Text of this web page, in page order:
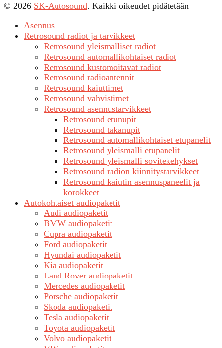
© 2026 SK-Autosound. Kaikki oikeudet pidätetään
Asennus
Retrosound radiot ja tarvikkeet
Retrosound yleismalliset radiot
Retrosound automallikohtaiset radiot
Retrosound kustomoitavat radiot
Retrosound radioantennit
Retrosound kaiuttimet
Retrosound vahvistimet
Retrosound asennustarvikkeet
Retrosound etunupit
Retrosound takanupit
Retrosound automallikohtaiset etupanelit
Retrosound yleismalli etupanelit
Retrosound yleismalli sovitekehykset
Retrosound radion kiinnitystarvikkeet
Retrosound kaiutin asennuspaneelit ja
korokkeet
Autokohtaiset audiopaketit
Audi audiopaketit
BMW audiopaketit
Cupra audiopaketit
Ford audiopaketit
Hyundai audiopaketit
Kia audiopaketit
Land Rover audiopaketit
Mercedes audiopaketit
Porsche audiopaketit
Skoda audiopaketit
Tesla audiopaketit
Toyota audiopaketit
Volvo audiopaketit